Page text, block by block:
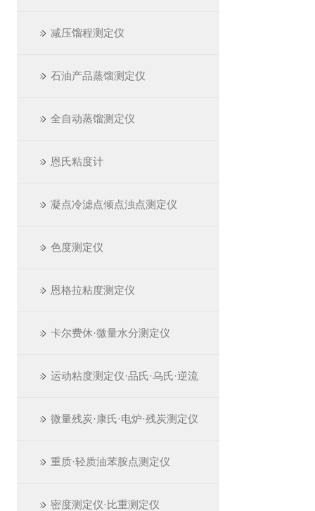
减压馏程测定仪
石油产品蒸馏测定仪
全自动蒸馏测定仪
恩氏粘度计
凝点冷滤点倾点浊点测定仪
色度测定仪
恩格拉粘度测定仪
卡尔费休·微量水分测定仪
运动粘度测定仪·品氏·乌氏·逆流
微量残炭·康氏·电炉·残炭测定仪
重质·轻质油苯胺点测定仪
密度测定仪·比重测定仪